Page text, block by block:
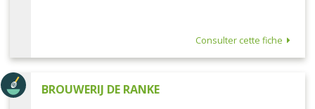
Consulter cette fiche
BROUWERIJ DE RANKE